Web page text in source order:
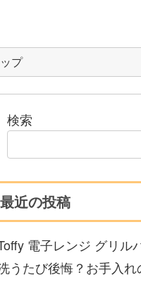
プ
検索
最近の投稿
電子レンジ グリル
うたび後悔？お手入